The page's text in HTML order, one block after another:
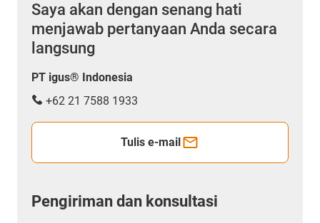
Saya akan dengan senang hati
menjawab pertanyaan Anda secara
langsung
PT igus® Indonesia
+62 21 7588 1933
Tulis e-mail
Pengiriman dan konsultasi